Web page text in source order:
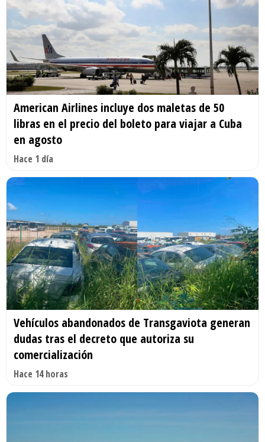
American Airlines incluye dos maletas de 50
libras en el precio del boleto para viajar a Cuba
en agosto
Hace 1 día
Vehículos abandonados de Transgaviota generan
dudas tras el decreto que autoriza su
comercialización
Hace 14 horas